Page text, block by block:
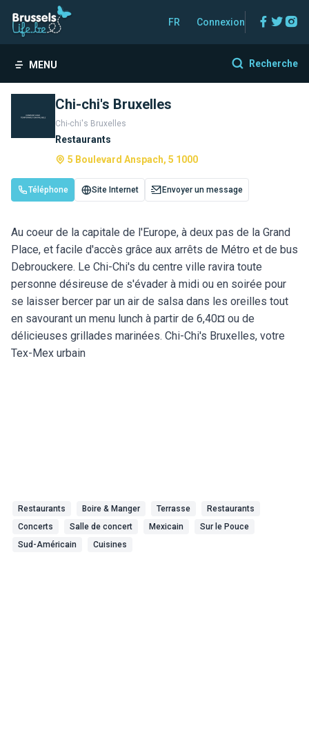
FR Connexion
MENU Recherche
Chi-chi's Bruxelles
Chi-chi's Bruxelles
Restaurants
5 Boulevard Anspach, 5 1000
Téléphone Site Internet Envoyer un message
Au coeur de la capitale de l'Europe, à deux pas de la Grand
Place, et facile d'accès grâce aux arrêts de Métro et de bus
Debrouckere. Le Chi-Chi's du centre ville ravira toute
personne désireuse de s'évader à midi ou en soirée pour
se laisser bercer par un air de salsa dans les oreilles tout
en savourant un menu lunch à partir de 6,40¤ ou de
délicieuses grillades marinées. Chi-Chi's Bruxelles, votre
Tex-Mex urbain
Restaurants Boire & Manger Terrasse
Restaurants
Concerts
Salle de concert Mexicain
Sur le Pouce
Sud-Américain
Cuisines